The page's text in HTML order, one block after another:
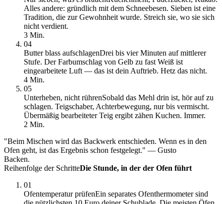
Alles andere: gründlich mit dem Schneebesen. Sieben ist eine
Tradition, die zur Gewohnheit wurde. Streich sie, wo sie sich
nicht verdient.
3 Min.
04
Butter blass aufschlagenDrei bis vier Minuten auf mittlerer
Stufe. Der Farbumschlag von Gelb zu fast Weiß ist
eingearbeitete Luft — das ist dein Auftrieb. Hetz das nicht.
4 Min.
05
Unterheben, nicht rührenSobald das Mehl drin ist, hör auf zu
schlagen. Teigschaber, Achterbewegung, nur bis vermischt.
Übermäßig bearbeiteter Teig ergibt zähen Kuchen. Immer.
2 Min.
"Beim Mischen wird das Backwerk entschieden. Wenn es in den
Ofen geht, ist das Ergebnis schon festgelegt." — Gusto
Backen.
Reihenfolge der SchritteDie Stunde, in der der Ofen führt
01
Ofentemperatur prüfenEin separates Ofenthermometer sind